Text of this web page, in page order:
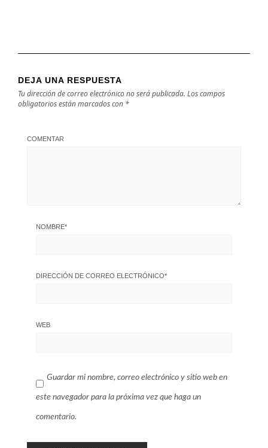
DEJA UNA RESPUESTA
Tu dirección de correo electrónico no será publicada. Los campos
obligatorios están marcados con *
COMENTAR
NOMBRE*
DIRECCIÓN DE CORREO ELECTRÓNICO*
WEB
Guardar mi nombre, correo electrónico y sitio web en
este navegador para la próxima vez que haga un
comentario.